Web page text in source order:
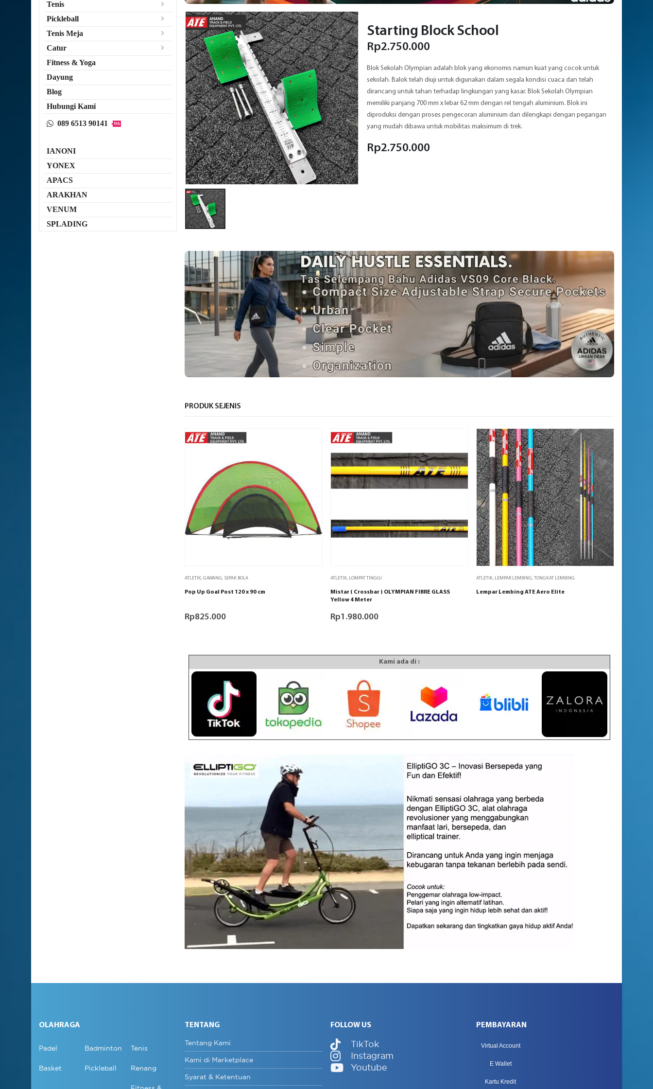
Starting Block School
Rp2.750.000
Blok Sekolah Olympian adalah blok yang ekonomis namun kuat yang cocok untuk
sekolah. Balok telah diuji untuk digunakan dalam segala kondisi cuaca dan telah
dirancang untuk tahan terhadap lingkungan yang kasar. Blok Sekolah Olympian
memiliki panjang 700 mm x lebar 62 mm dengan rel tengah aluminium. Blok ini
diproduksi dengan proses pengecoran aluminium dan dilengkapi dengan pegangan
yang mudah dibawa untuk mobilitas maksimum di trek.
Rp2.750.000
PRODUK SEJENIS
ATLETIK,GAWANG, SEPAK BOLA
Pop Up Goal Post 120 x 90 cm
Rp825.000
ATLETIK, LOMPAT TINGGI
Mistar ( Crossbar ) OLYMPIAN FIBRE GLASS
Yellow 4 Meter
Rp1.980.000
ATLETIK, LEMPAR LEMBING,TONGKAT LEMBING
Lempar Lembing ATE Aero Elite
Kami ada di :
Tenis
Pickleball
Tenis Meja
Catur
Fitness & Yoga
Dayung
Blog
Hubungi Kami
089 6513 90141 WA
IANONI
YONEX
APACS
ARAKHAN
VENUM
SPLADING
OLAHRAGA
Padel Badminton Tenis
Basket Pickleball Renang
TENTANG
Tentang Kami
Kami di Marketplace
Syarat & Ketentuan
FOLLOW US
TikTok
Instagram
Youtube
PEMBAYARAN
Virtual Account
E Wallet
Kartu Kredit